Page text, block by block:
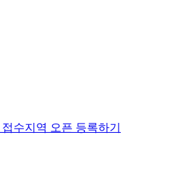
수지역 오픈 등록하기